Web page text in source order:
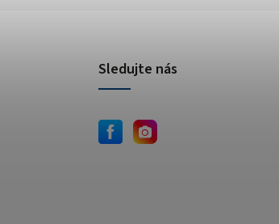
Sledujte nás